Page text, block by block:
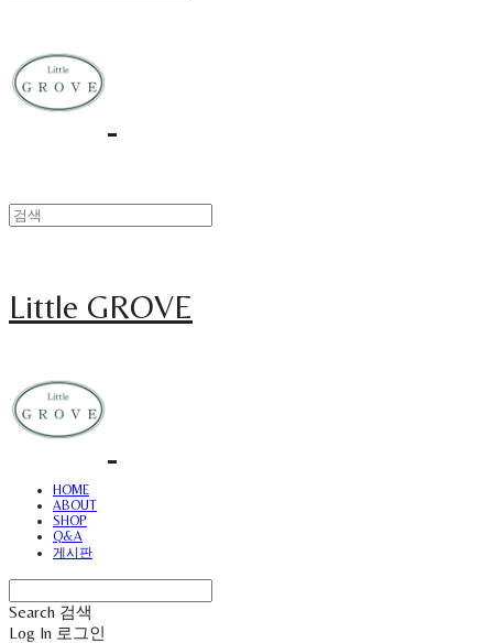
Little GROVE
HOME
ABOUT
SHOP
Q&A
게시판
Search 검색
Log In 로그인